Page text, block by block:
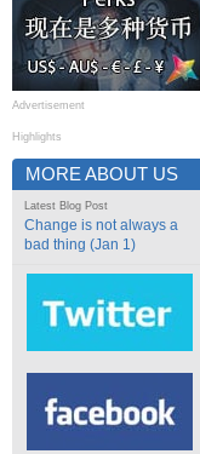
Advertisement
Highlights
MORE ABOUT US
Latest Blog Post
Change is not always a
bad thing (Jan 1)